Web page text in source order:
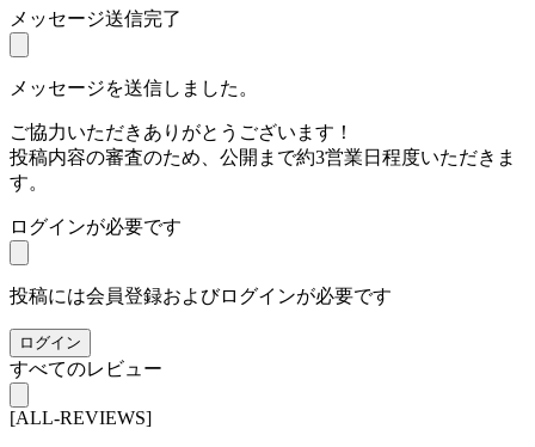
メッセージ送信完了
メッセージを送信しました。
ご協力いただきありがとうございます！
投稿内容の審査のため、公開まで約3営業日程度いただきま
す。
ログインが必要です
投稿には会員登録およびログインが必要です
ログイン
すべてのレビュー
[ALL-REVIEWS]